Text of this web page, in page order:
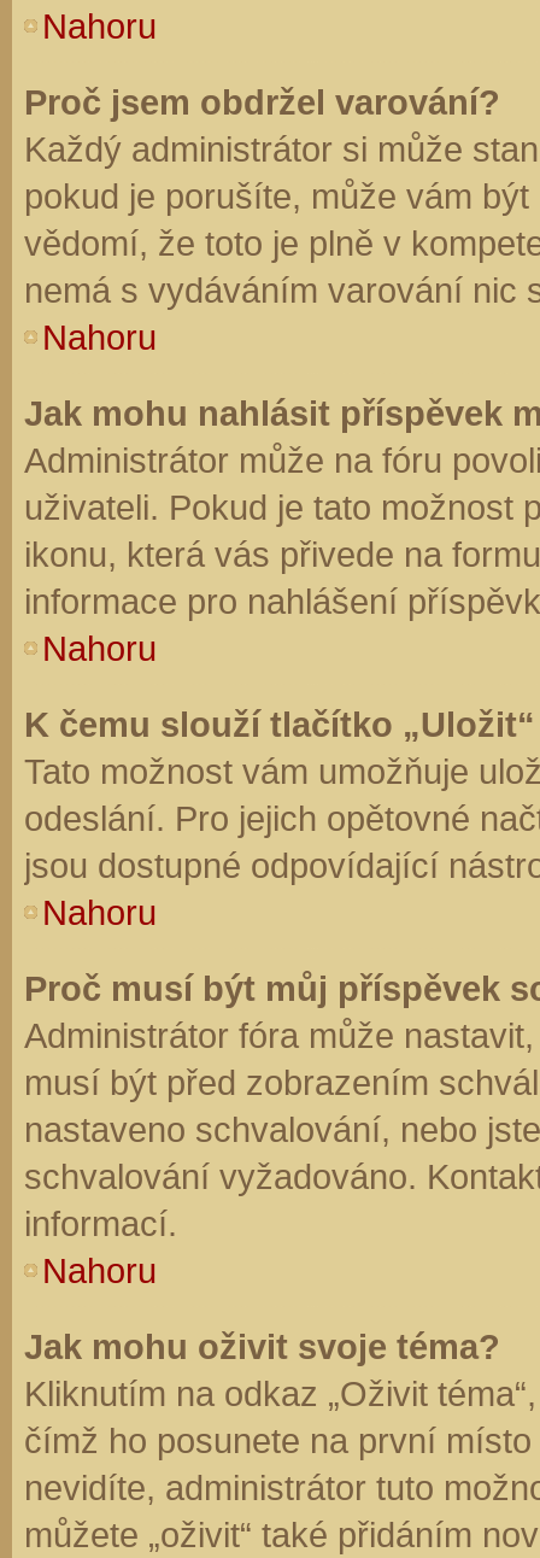
Nahoru
Proč jsem obdržel varování?
Každý administrátor si může
pokud je porušíte, může vám
vědomí, že toto je plně v
nemá s vydáváním varování nic
Nahoru
Jak mohu nahlásit příspěvek
Administrátor může na fóru
uživateli. Pokud je tato možnost
ikonu, která vás přivede na
informace pro nahlášení
Nahoru
K čemu slouží tlačítko
Tato možnost vám umožňuje
odeslání. Pro jejich opětovné
jsou dostupné odpovídající
Nahoru
Proč musí být můj příspěvek
Administrátor fóra může
musí být před zobrazením
nastaveno schvalování, nebo
schvalování vyžadováno.
informací.
Nahoru
Jak mohu oživit svoje téma?
Kliknutím na odkaz „Oživit
čímž ho posunete na první
nevidíte, administrátor tuto
můžete „oživit“ také přidáním